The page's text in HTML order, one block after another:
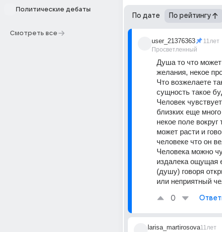
Политические дебаты
Смотреть все
По дате По рейтингу
user_21376363
Просветленный
11лет
Душа то что
желания, некое
Что возжелаете
сущность такое
Человек
близких еще много
некое поле вокруг
может расти и
человеке что он
Человека можно
издалека ощущая
(душу) говоря
или неприятный
0
larisa_martirosova11лет